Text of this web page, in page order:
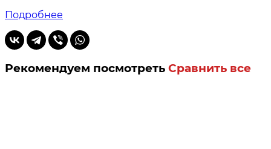
Подробнее
Рекомендуем посмотреть Сравнить все